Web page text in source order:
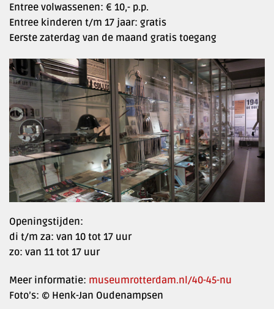
Entree volwassenen: € 10,- p.p.
Entree kinderen t/m 17 jaar: gratis
Eerste zaterdag van de maand gratis toegang
Openingstijden:
di t/m za: van 10 tot 17 uur
zo: van 11 tot 17 uur
Meer informatie: museumrotterdam.nl/40-45-nu
Foto’s: © Henk-Jan Oudenampsen